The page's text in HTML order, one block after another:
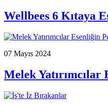
Wellbees 6 Kıtaya
07 Mayıs 2024
Melek Yatırımcılar